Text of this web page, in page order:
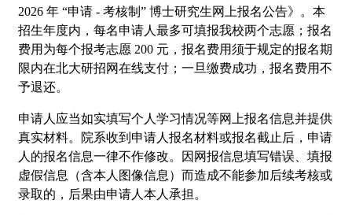
2026 年 “申请 - 考核制” 博士研究生网上报名公告》。本
招生年度内，每名申请人最多可填报我校两个志愿；报名
费用为每个报考志愿 200 元，报名费用须于规定的报名期
限内在北大研招网在线支付；一旦缴费成功，报名费用不
予退还。
申请人应当如实填写个人学习情况等网上报名信息并提供
真实材料。院系收到申请人报名材料或报名截止后，申请
人的报名信息一律不作修改。因网报信息填写错误、填报
虚假信息（含本人图像信息）而造成不能参加后续考核或
录取的，后果由申请人本人承担。